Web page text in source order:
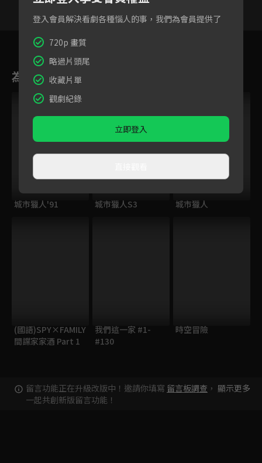
為您推薦
城市獵人'91 城市獵人S3 城市獵人
(國語)SPY×FAMILY
間諜家家酒 Part 1
我們這一家 #1-
#130
時空冒險
留言功能正在升級改版中！邀請你填寫 留言板調查 ，
一起共創新版留言功能！
顯示更多
登入會員解決看劇各種惱人的事，我們為會員提供了
720p 畫質
略過片頭尾
收藏片單
觀劇紀錄
立即登入